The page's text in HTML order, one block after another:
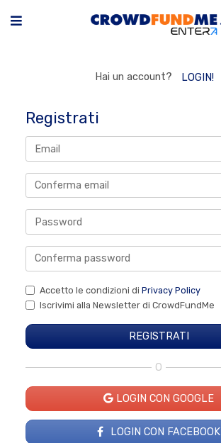
Hai un account? LOGIN!
Registrati
Accetto le condizioni di Privacy Policy
Iscrivimi alla Newsletter di CrowdFundMe
O
LOGIN CON GOOGLE
LOGIN CON FACEBOOK